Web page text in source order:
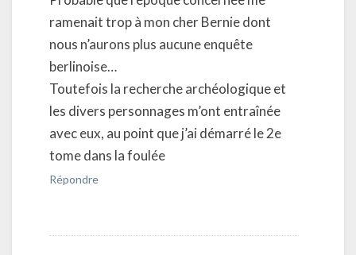
ramenait trop à mon cher Bernie dont
nous n’aurons plus aucune enquête
berlinoise…
Toutefois la recherche archéologique et
les divers personnages m’ont entraînée
avec eux, au point que j’ai démarré le 2e
tome dans la foulée
Répondre